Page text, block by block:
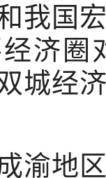
我国
济圈
城经
渝地